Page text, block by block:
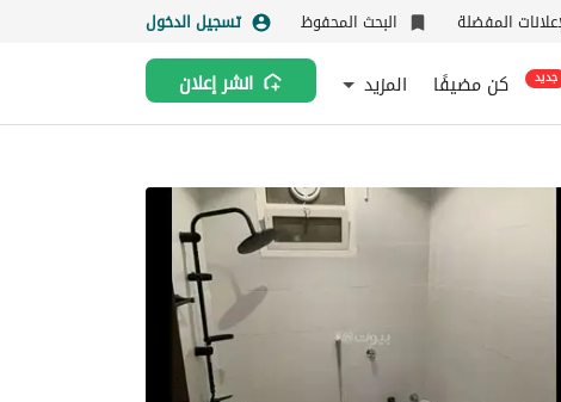
المفضلة البحث المحفوظ تسجيل الدخول
جديد كن مضيفًا المزيد انشر إعلان